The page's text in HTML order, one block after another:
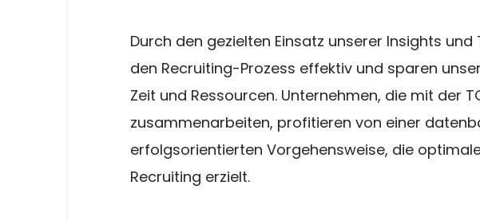
Durch den gezielten Einsatz unserer Insights
den Recruiting-Prozess effektiv und sparen
Zeit und Ressourcen. Unternehmen, die mit der
zusammenarbeiten, profitieren von einer
erfolgsorientierten Vorgehensweise, die
Recruiting erzielt.